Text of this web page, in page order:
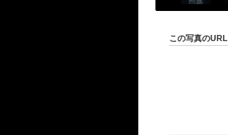
この写真のURL